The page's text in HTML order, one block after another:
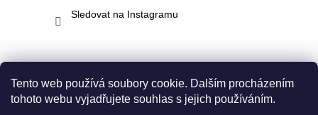
Tento web používá soubory cookie. Dalším procházením
tohoto webu vyjadřujete souhlas s jejich používáním.
Sledovat na Instagramu